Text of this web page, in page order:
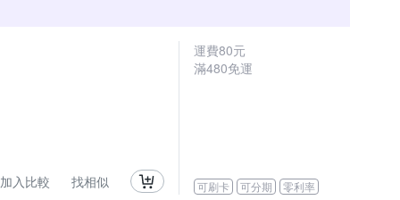
加入比較 找相似
運費80元
滿480免運
可刷卡 可分期 零利率